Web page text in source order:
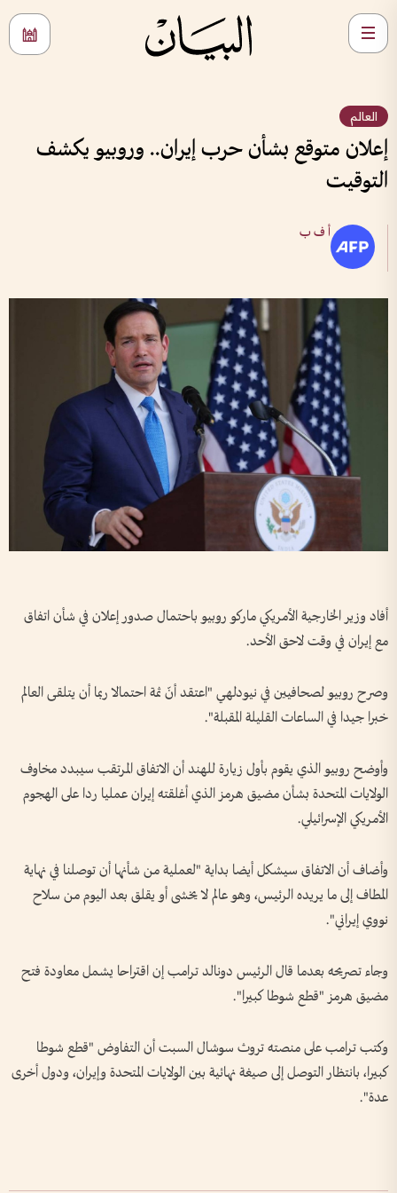
العالم
إعلان متوقع بشأن حرب إيران.. وروبيو يكشف
التوقيت
أ ف ب
أفاد وزير الخارجية الأمريكي ماركو روبيو باحتمال صدور إعلان في شأن اتفاق
مع إيران في وقت لاحق الأحد.
وصرح روبيو لصحافيين في نيودلهي "اعتقد أنّ ثمة احتمالا ربما أن يتلقى العالم
خبرا جيدا في الساعات القليلة المقبلة".
وأوضح روبيو الذي يقوم بأول زيارة للهند أن الاتفاق المرتقب سيبدد مخاوف
الولايات المتحدة بشأن مضيق هرمز الذي أغلقته إيران عمليا ردا على الهجوم
الأمريكي الإسرائيلي.
وأضاف أن الاتفاق سيشكل أيضا بداية "لعملية من شأنها أن توصلنا في نهاية
المطاف إلى ما يريده الرئيس، وهو عالم لا يخشى أو يقلق بعد اليوم من سلاح
نووي إيراني".
وجاء تصريحه بعدما قال الرئيس دونالد ترامب إن اقتراحا يشمل معاودة فتح
مضيق هرمز "قطع شوطا كبيرا".
وكتب ترامب على منصته تروث سوشال السبت أن التفاوض "قطع شوطا
كبيرا، بانتظار التوصل إلى صيغة نهائية بين الولايات المتحدة وإيران، ودول أخرى
عدة".